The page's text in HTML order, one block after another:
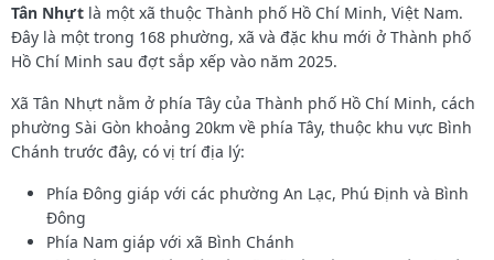
Tân Nhựt là một xã thuộc Thành phố Hồ Chí Minh, Việt Nam.
Đây là một trong 168 phường, xã và đặc khu mới ở Thành phố
Hồ Chí Minh sau đợt sắp xếp vào năm 2025.
Xã Tân Nhựt nằm ở phía Tây của Thành phố Hồ Chí Minh, cách
phường Sài Gòn khoảng 20km về phía Tây, thuộc khu vực Bình
Chánh trước đây, có vị trí địa lý:
Phía Đông giáp với các phường An Lạc, Phú Định và Bình
Đông
Phía Nam giáp với xã Bình Chánh